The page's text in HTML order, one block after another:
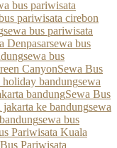
bus pariwisata
pariwisata cirebon
sewa bus pariwisata
Denpasarsewa bus
sewa bus
CanyonSewa Bus
holiday bandungsewa
bandungSewa Bus
jakarta ke bandungsewa
sewa bus
Pariwisata Kuala
Pariwisata